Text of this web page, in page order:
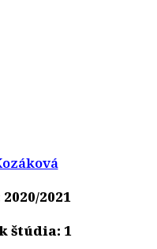
2021
štúdia: 1